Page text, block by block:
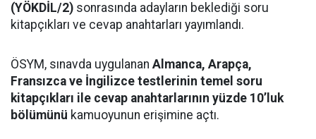
(YÖKDİL/2) sonrasında adayların beklediği soru
kitapçıkları ve cevap anahtarları yayımlandı.
ÖSYM, sınavda uygulanan Almanca, Arapça,
Fransızca ve İngilizce testlerinin temel soru
kitapçıkları ile cevap anahtarlarının yüzde 10’luk
bölümünü kamuoyunun erişimine açtı.